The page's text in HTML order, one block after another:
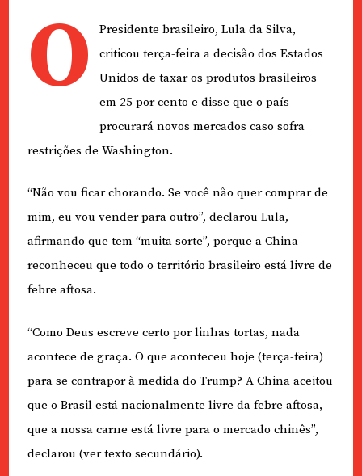
O
Presidente brasileiro, Lula da Silva,
criticou terça-feira a decisão dos Estados
Unidos de taxar os produtos brasileiros
em 25 por cento e disse que o país
procurará novos mercados caso sofra
restrições de Washington.
“Não vou ficar chorando. Se você não quer comprar de
mim, eu vou vender para outro”, declarou Lula,
afirmando que tem “muita sorte”, porque a China
reconheceu que todo o território brasileiro está livre de
febre aftosa.
“Como Deus escreve certo por linhas tortas, nada
acontece de graça. O que aconteceu hoje (terça-feira)
para se contrapor à medida do Trump? A China aceitou
que o Brasil está nacionalmente livre da febre aftosa,
que a nossa carne está livre para o mercado chinês”,
declarou (ver texto secundário).